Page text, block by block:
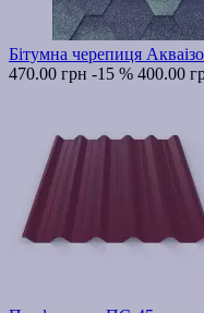
Бітумна черепиця
470.00 грн -15 % 400.00